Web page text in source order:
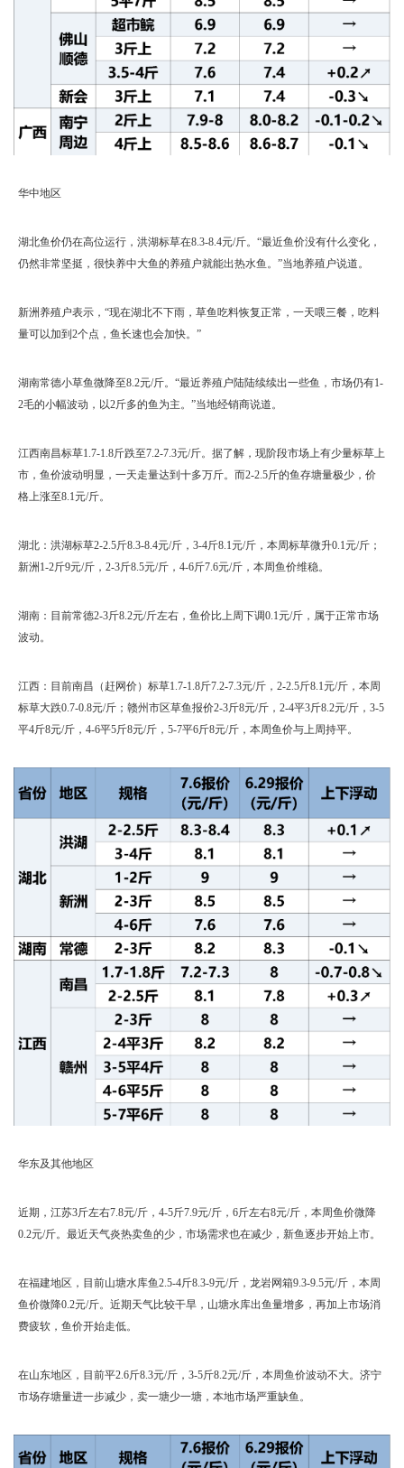
华中地区
湖北鱼价仍在高位运行，洪湖标草在8.3-8.4元/斤。“最近鱼价没有什么变化，
仍然非常坚挺，很快养中大鱼的养殖户就能出热水鱼。”当地养殖户说道。
新洲养殖户表示，“现在湖北不下雨，草鱼吃料恢复正常，一天喂三餐，吃料
量可以加到2个点，鱼长速也会加快。”
湖南常德小草鱼微降至8.2元/斤。“最近养殖户陆陆续续出一些鱼，市场仍有1-
2毛的小幅波动，以2斤多的鱼为主。”当地经销商说道。
江西南昌标草1.7-1.8斤跌至7.2-7.3元/斤。据了解，现阶段市场上有少量标草上
市，鱼价波动明显，一天走量达到十多万斤。而2-2.5斤的鱼存塘量极少，价
格上涨至8.1元/斤。
湖北：洪湖标草2-2.5斤8.3-8.4元/斤，3-4斤8.1元/斤，本周标草微升0.1元/斤；
新洲1-2斤9元/斤，2-3斤8.5元/斤，4-6斤7.6元/斤，本周鱼价维稳。
湖南：目前常德2-3斤8.2元/斤左右，鱼价比上周下调0.1元/斤，属于正常市场
波动。
江西：目前南昌（赶网价）标草1.7-1.8斤7.2-7.3元/斤，2-2.5斤8.1元/斤，本周
标草大跌0.7-0.8元/斤；赣州市区草鱼报价2-3斤8元/斤，2-4平3斤8.2元/斤，3-5
平4斤8元/斤，4-6平5斤8元/斤，5-7平6斤8元/斤，本周鱼价与上周持平。
华东及其他地区
近期，江苏3斤左右7.8元/斤，4-5斤7.9元/斤，6斤左右8元/斤，本周鱼价微降
0.2元/斤。最近天气炎热卖鱼的少，市场需求也在减少，新鱼逐步开始上市。
在福建地区，目前山塘水库鱼2.5-4斤8.3-9元/斤，龙岩网箱9.3-9.5元/斤，本周
鱼价微降0.2元/斤。近期天气比较干旱，山塘水库出鱼量增多，再加上市场消
费疲软，鱼价开始走低。
在山东地区，目前平2.6斤8.3元/斤，3-5斤8.2元/斤，本周鱼价波动不大。济宁
市场存塘量进一步减少，卖一塘少一塘，本地市场严重缺鱼。